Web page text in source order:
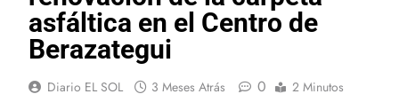
asfáltica en el Centro de
Berazategui
Diario EL SOL 3 Meses Atrás 0 2 Minutos